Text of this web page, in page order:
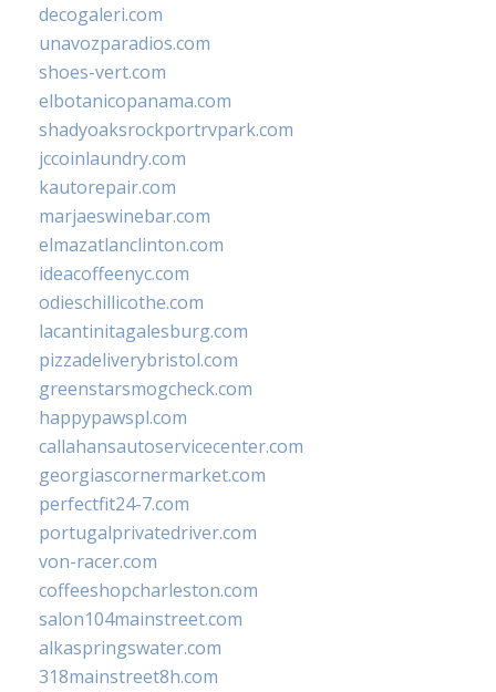
decogaleri.com
unavozparadios.com
shoes-vert.com
elbotanicopanama.com
shadyoaksrockportrvpark.com
jccoinlaundry.com
kautorepair.com
marjaeswinebar.com
elmazatlanclinton.com
ideacoffeenyc.com
odieschillicothe.com
lacantinitagalesburg.com
pizzadeliverybristol.com
greenstarsmogcheck.com
happypawspl.com
callahansautoservicecenter.com
georgiascornermarket.com
perfectfit24-7.com
portugalprivatedriver.com
von-racer.com
coffeeshopcharleston.com
salon104mainstreet.com
alkaspringswater.com
318mainstreet8h.com